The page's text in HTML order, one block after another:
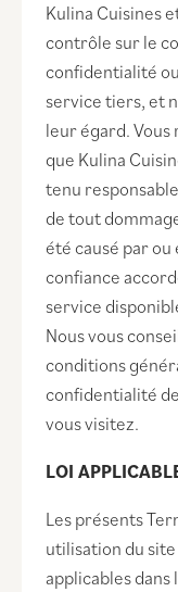
Kulina Cuisines
contrôle sur le
confidentialité
service tiers, et
leur égard.
que Kulina
tenu
de tout
été causé par ou
confiance
service
Nous vous
conditions
confidentialité
vous visitez.
LOI
Les présents
utilisation du
applicables dans